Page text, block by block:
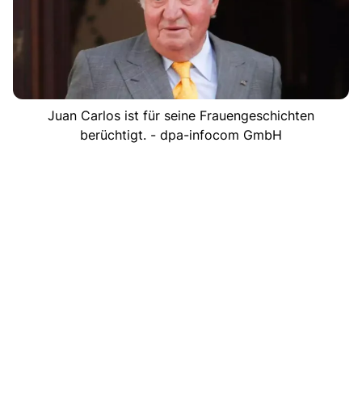
Juan Carlos ist für seine Frauengeschichten
berüchtigt. - dpa-infocom GmbH